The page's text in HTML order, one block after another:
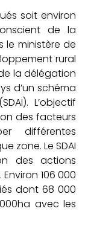
soit environ
de la
le ministère de
rural
la délégation
d’un schéma
L’objectif
des facteurs
différentes
zone. Le SDAI
des actions
106 000
dont 68 000
avec les